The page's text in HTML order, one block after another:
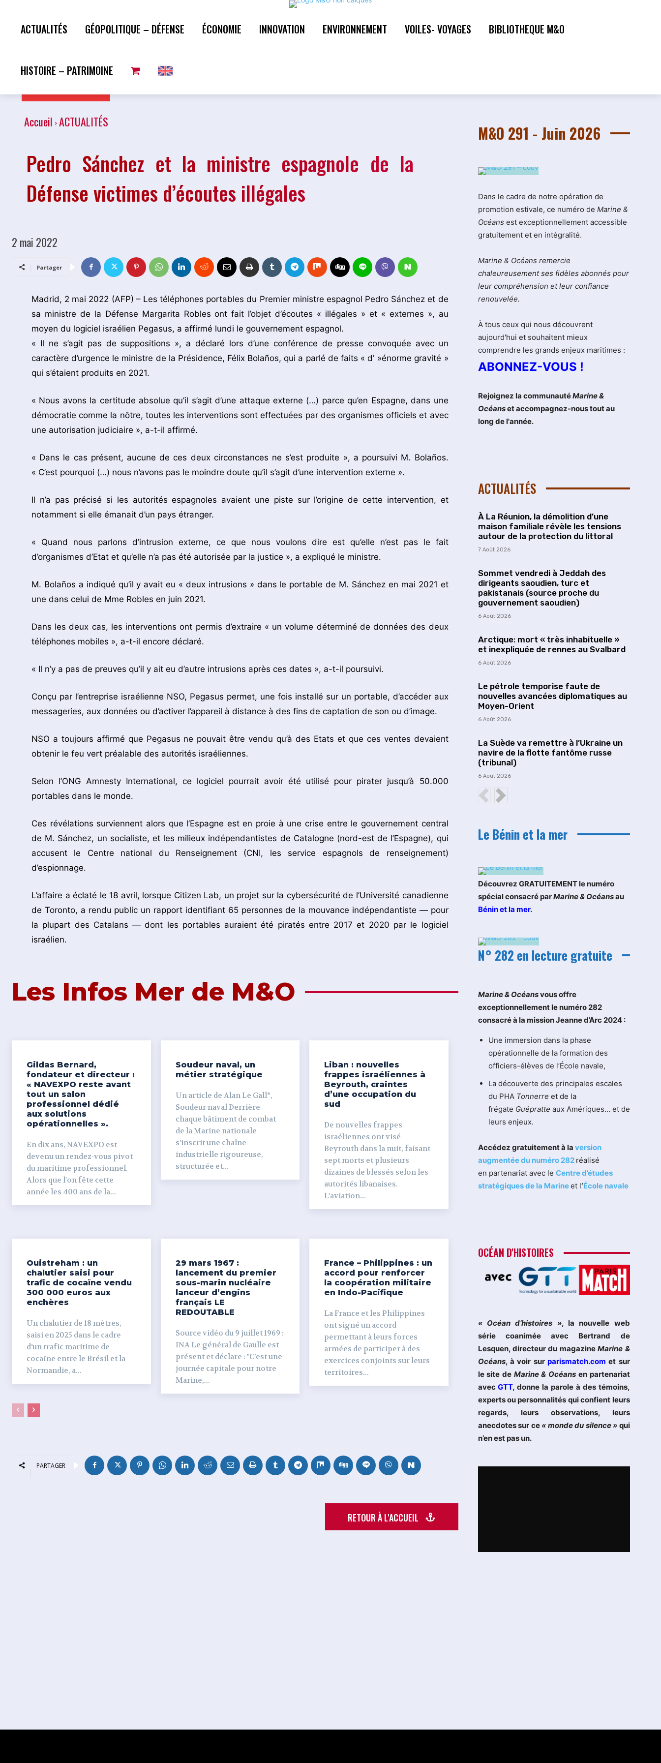
ACTUALITÉS GÉOPOLITIQUE – DÉFENSE ÉCONOMIE INNOVATION ENVIRONNEMENT VOILES- VOYAGES BIBLIOTHEQUE M&O
HISTOIRE – PATRIMOINE
Accueil ACTUALITÉS
Pedro Sánchez et la ministre espagnole de la
Défense victimes d’écoutes illégales
2 mai 2022
Partager
Madrid, 2 mai 2022 (AFP) – Les téléphones portables du Premier ministre espagnol Pedro Sánchez et de
sa ministre de la Défense Margarita Robles ont fait l’objet d’écoutes « illégales » et « externes », au
moyen du logiciel israélien Pegasus, a affirmé lundi le gouvernement espagnol.
« Il ne s’agit pas de suppositions », a déclaré lors d’une conférence de presse convoquée avec un
caractère d’urgence le ministre de la Présidence, Félix Bolaños, qui a parlé de faits « d' »énorme gravité »
qui s’étaient produits en 2021.
« Nous avons la certitude absolue qu’il s’agit d’une attaque externe (…) parce qu’en Espagne, dans une
démocratie comme la nôtre, toutes les interventions sont effectuées par des organismes officiels et avec
une autorisation judiciaire », a-t-il affirmé.
« Dans le cas présent, aucune de ces deux circonstances ne s’est produite », a poursuivi M. Bolaños.
« C’est pourquoi (…) nous n’avons pas le moindre doute qu’il s’agit d’une intervention externe ».
Il n’a pas précisé si les autorités espagnoles avaient une piste sur l’origine de cette intervention, et
notamment si elle émanait d’un pays étranger.
« Quand nous parlons d’intrusion externe, ce que nous voulons dire est qu’elle n’est pas le fait
d’organismes d’Etat et qu’elle n’a pas été autorisée par la justice », a expliqué le ministre.
M. Bolaños a indiqué qu’il y avait eu « deux intrusions » dans le portable de M. Sánchez en mai 2021 et
une dans celui de Mme Robles en juin 2021.
Dans les deux cas, les interventions ont permis d’extraire « un volume déterminé de données des deux
téléphones mobiles », a-t-il encore déclaré.
« Il n’y a pas de preuves qu’il y ait eu d’autre intrusions après ces dates », a-t-il poursuivi.
Conçu par l’entreprise israélienne NSO, Pegasus permet, une fois installé sur un portable, d’accéder aux
messageries, aux données ou d’activer l’appareil à distance à des fins de captation de son ou d’image.
NSO a toujours affirmé que Pegasus ne pouvait être vendu qu’à des Etats et que ces ventes devaient
obtenir le feu vert préalable des autorités israéliennes.
Selon l’ONG Amnesty International, ce logiciel pourrait avoir été utilisé pour pirater jusqu’à 50.000
portables dans le monde.
Ces révélations surviennent alors que l’Espagne est en proie à une crise entre le gouvernement central
de M. Sánchez, un socialiste, et les milieux indépendantistes de Catalogne (nord-est de l’Espagne), qui
accusent le Centre national du Renseignement (CNI, les service espagnols de renseignement)
d’espionnage.
L’affaire a éclaté le 18 avril, lorsque Citizen Lab, un projet sur la cybersécurité de l’Université canadienne
de Toronto, a rendu public un rapport identifiant 65 personnes de la mouvance indépendantiste — pour
la plupart des Catalans — dont les portables auraient été piratés entre 2017 et 2020 par le logiciel
israélien.
Les Infos Mer de M&O
Gildas Bernard,
fondateur et directeur :
« NAVEXPO reste avant
tout un salon
professionnel dédié
aux solutions
opérationnelles ».
En dix ans, NAVEXPO est
devenu un rendez-vous pivot
du maritime professionnel.
Alors que l'on fête cette
année les 400 ans de la...
Soudeur naval, un
métier stratégique
Un article de Alan Le Gall*,
Soudeur naval Derrière
chaque bâtiment de combat
de la Marine nationale
s’inscrit une chaîne
industrielle rigoureuse,
structurée et...
Liban : nouvelles
frappes israéliennes à
Beyrouth, craintes
d’une occupation du
sud
De nouvelles frappes
israéliennes ont visé
Beyrouth dans la nuit, faisant
sept morts et plusieurs
dizaines de blessés selon les
autorités libanaises.
L’aviation...
Ouistreham : un
chalutier saisi pour
trafic de cocaïne vendu
300 000 euros aux
enchères
Un chalutier de 18 mètres,
saisi en 2025 dans le cadre
d’un trafic maritime de
cocaïne entre le Brésil et la
Normandie, a...
29 mars 1967 :
lancement du premier
sous-marin nucléaire
lanceur d’engins
français LE
REDOUTABLE
Source vidéo du 9 juillet 1969 :
INA Le général de Gaulle est
présent et déclare : "C’est une
journée capitale pour notre
Marine,...
France – Philippines : un
accord pour renforcer
la coopération militaire
en Indo-Pacifique
La France et les Philippines
ont signé un accord
permettant à leurs forces
armées de participer à des
exercices conjoints sur leurs
territoires...
PARTAGER
RETOUR À L'ACCUEIL
M&O 291 - Juin 2026
Dans le cadre de notre opération de
promotion estivale, ce numéro de Marine &
Océans est exceptionnellement accessible
gratuitement et en intégralité.
Marine & Océans remercie
chaleureusement ses fidèles abonnés pour
leur compréhension et leur confiance
renouvelée.
À tous ceux qui nous découvrent
aujourd'hui et souhaitent mieux
comprendre les grands enjeux maritimes :
ABONNEZ-VOUS !
Rejoignez la communautéMarine &
Océanset accompagnez-nous tout au
long de l'année.
ACTUALITÉS
À La Réunion, la démolition d’une
maison familiale révèle les tensions
autour de la protection du littoral
7 Août 2026
Sommet vendredi à Jeddah des
dirigeants saoudien, turc et
pakistanais (source proche du
gouvernement saoudien)
6 Août 2026
Arctique: mort « très inhabituelle »
et inexpliquée de rennes au Svalbard
6 Août 2026
Le pétrole temporise faute de
nouvelles avancées diplomatiques au
Moyen-Orient
6 Août 2026
La Suède va remettre à l’Ukraine un
navire de la flotte fantôme russe
(tribunal)
6 Août 2026
Le Bénin et la mer
Découvrez GRATUITEMENT le numéro
spécial consacré parMarine & Océansau
Bénin et la mer.
N° 282 en lecture gratuite
Marine & Océansvous offre
exceptionnellement le numéro 282
consacré à la mission Jeanne d’Arc 2024 :
Une immersion dans la phase
opérationnelle de la formation des
officiers-élèves de l’École navale,
La découverte des principales escales
du PHA Tonnerre et de la
frégate Guépratte aux Amériques… et de
leurs enjeux.
Accédez gratuitement à la version
augmentée du numéro 282 réalisé
en partenariat avec le Centre d’études
stratégiques de la Marineet l‘École navale
OCÉAN D'HISTOIRES
« Océan d’histoires », la nouvelle web
série coanimée avec Bertrand de
Lesquen, directeur du magazineMarine &
Océans, à voir sur parismatch.com et sur
le site de Marine & Océans en partenariat
avecGTT, donne la parole à des témoins,
experts ou personnalités qui confient leurs
regards, leurs observations, leurs
anecdotes sur ce « monde du silence » qui
n’en est pas un.